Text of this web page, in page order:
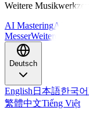
Weitere
AI MasteringAI MIDI
MesserWeitere Tools
Deutsch
English 日本語한국어
繁體中文Tiếng Việt